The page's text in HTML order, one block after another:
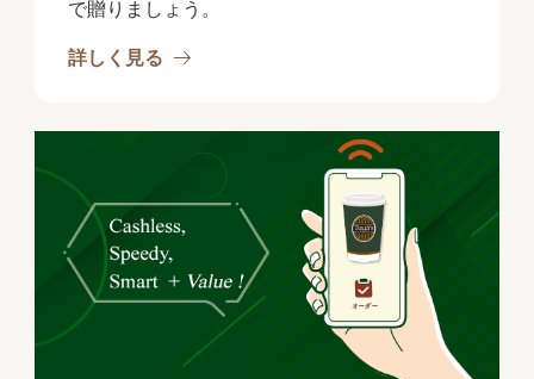
で贈りましょう。
詳しく見る